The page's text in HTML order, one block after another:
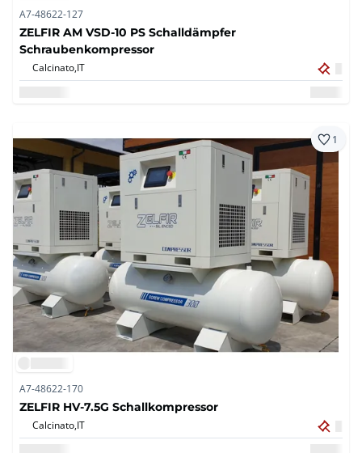
A7-48622-127
ZELFIR AM VSD-10 PS Schalldämpfer
Schraubenkompressor
Calcinato,IT
1
A7-48622-170
ZELFIR HV-7.5G Schallkompressor
Calcinato,IT